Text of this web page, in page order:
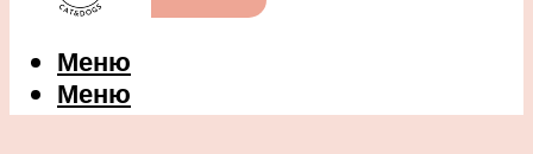
Меню
Меню